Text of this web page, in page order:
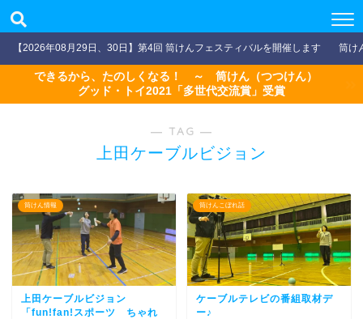
【2026年08月29日、30日】第4回 筒けんフェスティバルを開催します 筒け
できるから、たのしくなる！ ～ 筒けん（つつけん）
グッド・トイ2021「多世代交流賞」受賞
― TAG ―
上田ケーブルビジョン
筒けん情報
上田ケーブルビジョン
「fun!fan!スポーツ ちゃれ
筒けんこぼれ話
ケーブルテレビの番組取材デ
ー♪